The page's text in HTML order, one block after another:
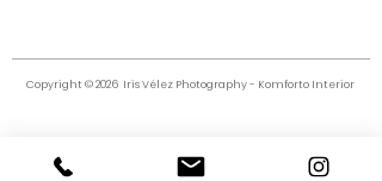
Copyright © 2026 Iris Vélez Photography - Komforto Interior